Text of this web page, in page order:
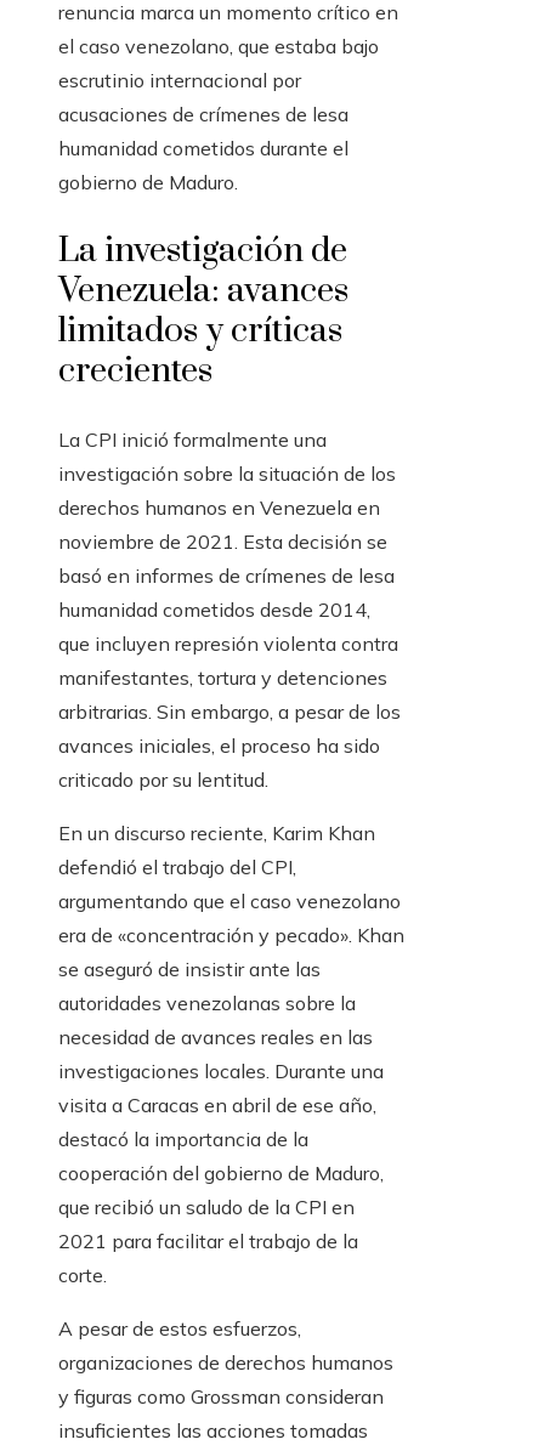
renuncia marca un momento crítico en
el caso venezolano, que estaba bajo
escrutinio internacional por
acusaciones de crímenes de lesa
humanidad cometidos durante el
gobierno de Maduro.
La investigación de
Venezuela: avances
limitados y críticas
crecientes
La CPI inició formalmente una
investigación sobre la situación de los
derechos humanos en Venezuela en
noviembre de 2021. Esta decisión se
basó en informes de crímenes de lesa
humanidad cometidos desde 2014,
que incluyen represión violenta contra
manifestantes, tortura y detenciones
arbitrarias. Sin embargo, a pesar de los
avances iniciales, el proceso ha sido
criticado por su lentitud.
En un discurso reciente, Karim Khan
defendió el trabajo del CPI,
argumentando que el caso venezolano
era de «concentración y pecado». Khan
se aseguró de insistir ante las
autoridades venezolanas sobre la
necesidad de avances reales en las
investigaciones locales. Durante una
visita a Caracas en abril de ese año,
destacó la importancia de la
cooperación del gobierno de Maduro,
que recibió un saludo de la CPI en
2021 para facilitar el trabajo de la
corte.
A pesar de estos esfuerzos,
organizaciones de derechos humanos
y figuras como Grossman consideran
insuficientes las acciones tomadas